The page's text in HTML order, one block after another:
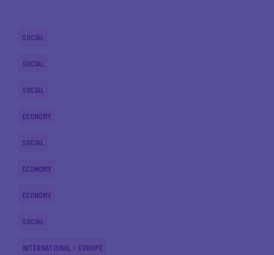
SOCIAL
SOCIAL
SOCIAL
ECONOMY
SOCIAL
ECONOMY
ECONOMY
SOCIAL
INTERNATIONAL - EUROPE